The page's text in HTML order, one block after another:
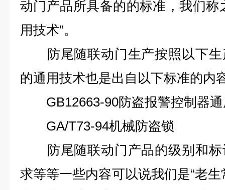
动门产品所具备的的标准，我们称
用技术”。
防尾随联动门生产按照以下生
的通用技术也是出自以下标准的内
GB12663-90防盗报警控制器通
GA/T73-94机械防盗锁
防尾随联动门产品的级别和标
求等等一些内容可以说我们是“老